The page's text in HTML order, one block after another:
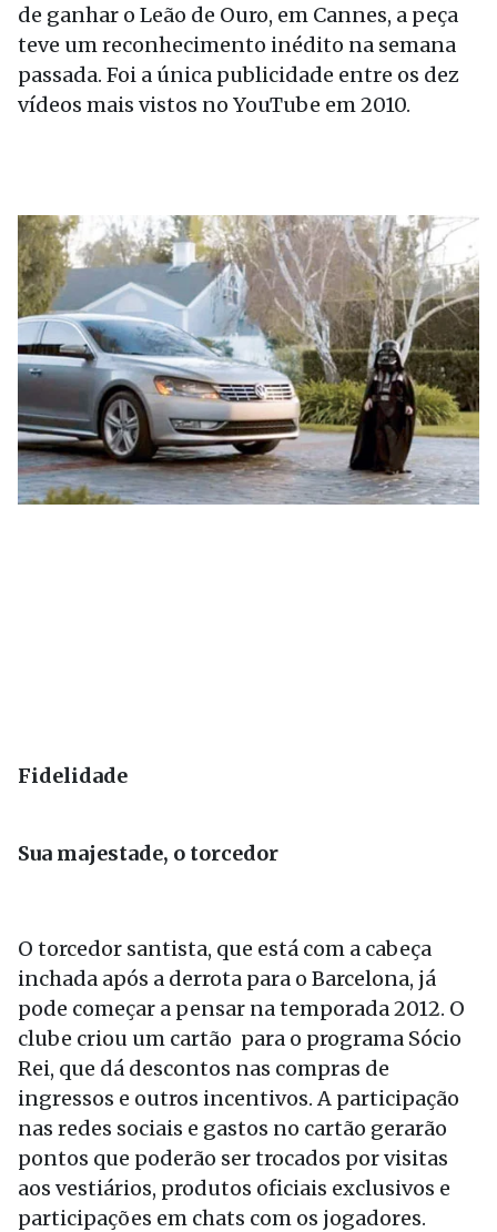
de ganhar o Leão de Ouro, em Cannes, a peça
teve um reconhecimento inédito na semana
passada. Foi a única publicidade entre os dez
vídeos mais vistos no YouTube em 2010.
Fidelidade
Sua majestade, o torcedor
O torcedor santista, que está com a cabeça
inchada após a derrota para o Barcelona, já
pode começar a pensar na temporada 2012. O
clube criou um cartão para o programa Sócio
Rei, que dá descontos nas compras de
ingressos e outros incentivos. A participação
nas redes sociais e gastos no cartão gerarão
pontos que poderão ser trocados por visitas
aos vestiários, produtos oficiais exclusivos e
participações em chats com os jogadores.